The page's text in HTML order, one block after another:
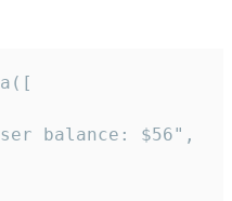
balance: $56",